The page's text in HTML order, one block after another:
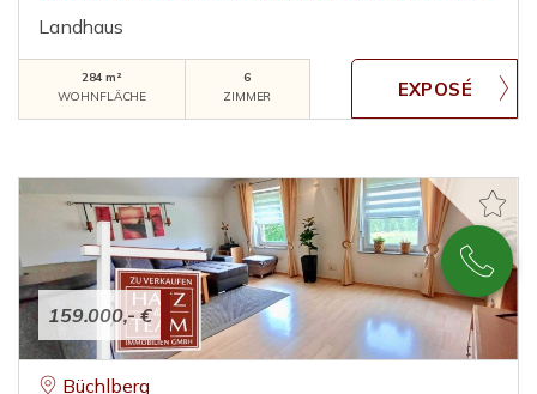
Landhaus
284 m²
WOHNFLÄCHE
6
ZIMMER
159.000,- €
Büchlberg